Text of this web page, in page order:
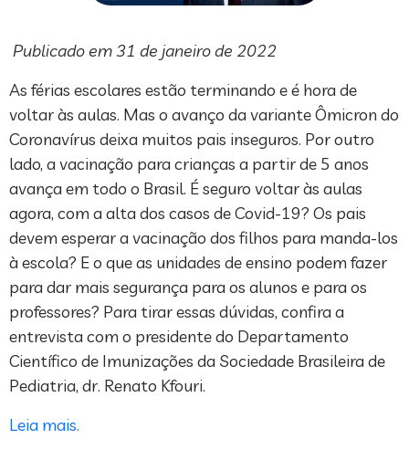
Publicado em 31 de janeiro de 2022
As férias escolares estão terminando e é hora de
voltar às aulas. Mas o avanço da variante Ômicron do
Coronavírus deixa muitos pais inseguros. Por outro
lado, a vacinação para crianças a partir de 5 anos
avança em todo o Brasil. É seguro voltar às aulas
agora, com a alta dos casos de Covid-19? Os pais
devem esperar a vacinação dos filhos para manda-los
à escola? E o que as unidades de ensino podem fazer
para dar mais segurança para os alunos e para os
professores? Para tirar essas dúvidas, confira a
entrevista com o presidente do Departamento
Científico de Imunizações da Sociedade Brasileira de
Pediatria, dr. Renato Kfouri.
Leia mais.